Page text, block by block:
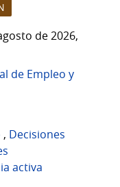
de 2026,
de Empleo y
, Decisiones
activa